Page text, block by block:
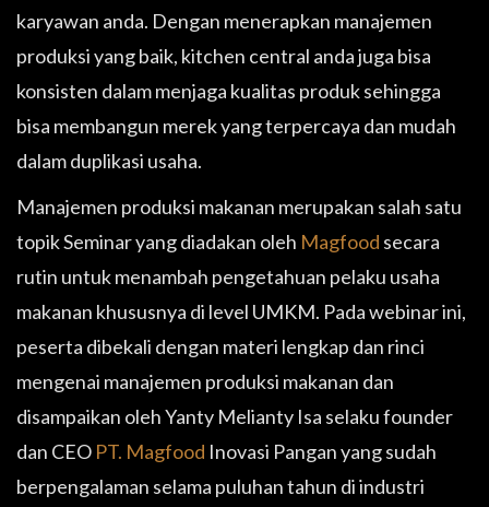
karyawan anda. Dengan menerapkan manajemen
produksi yang baik, kitchen central anda juga bisa
konsisten dalam menjaga kualitas produk sehingga
bisa membangun merek yang terpercaya dan mudah
dalam duplikasi usaha.
Manajemen produksi makanan merupakan salah satu
topik Seminar yang diadakan oleh Magfood secara
rutin untuk menambah pengetahuan pelaku usaha
makanan khususnya di level UMKM. Pada webinar ini,
peserta dibekali dengan materi lengkap dan rinci
mengenai manajemen produksi makanan dan
disampaikan oleh Yanty Melianty Isa selaku founder
dan CEO PT. Magfood Inovasi Pangan yang sudah
berpengalaman selama puluhan tahun di industri